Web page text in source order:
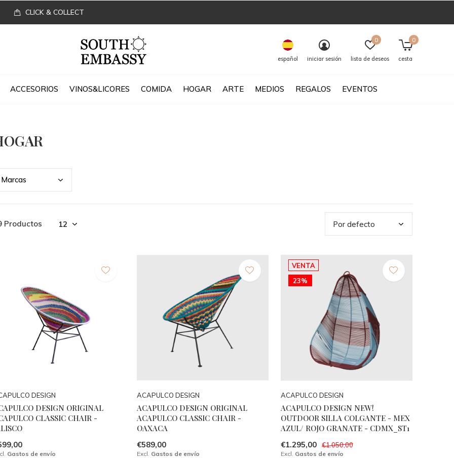
ACCESORIOS VINOS&LICORES COMIDA HOGAR ARTE MEDIOS REGALOS EVENTOS
español iniciar sesión lista de deseos
0
cesta
0
CLICK & COLLECT
Marcas
Productos
DESIGN
DESIGN ORIGINAL
CLASSIC CHAIR -
Gastos de envío
ACAPULCO DESIGN
ACAPULCO DESIGN ORIGINAL
ACAPULCO CLASSIC CHAIR -
OAXACA
€589,00
Excl. Gastos de envío
VENTA
23%
ACAPULCO DESIGN
ACAPULCO DESIGN NEW!
OUTDOOR SILLA COLGANTE - MEX
AZUL/ ROJO GRANATE - CDMX_ST1
€1.295,00 €1.050,00
Excl. Gastos de envío